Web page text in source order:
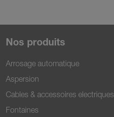
Nos produits
Arrosage automatique
Aspersion
Cables & accessoires electriques
Fontaines